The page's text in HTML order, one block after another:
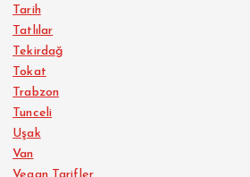
Tarih
Tatlılar
Tekirdağ
Tokat
Trabzon
Tunceli
Uşak
Van